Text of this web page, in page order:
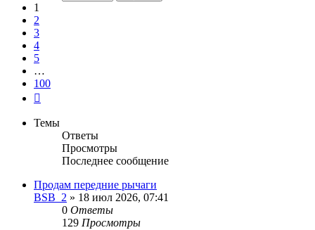
1
2
3
4
5
…
100
Темы
Ответы
Просмотры
Последнее сообщение
Продам передние рычаги
BSB_2 » 18 июл 2026, 07:41
0 Ответы
129 Просмотры